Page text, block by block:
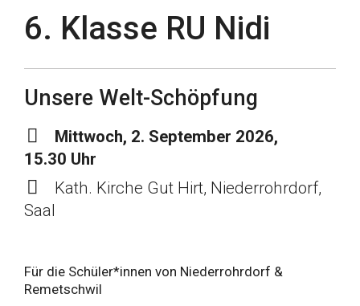
6. Klasse RU Nidi
Unsere Welt-Schöpfung
Mittwoch, 2. September 2026,
15.30 Uhr
Kath. Kirche Gut Hirt, Niederrohrdorf,
Saal
Für die Schüler*innen von Niederrohrdorf &
Remetschwil